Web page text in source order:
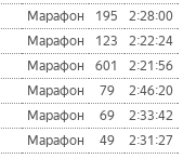
Марафон 195 2:28:00
Марафон 123 2:22:24
Марафон 601 2:21:56
Марафон 79 2:46:20
Марафон 69 2:33:42
Марафон 49 2:31:27